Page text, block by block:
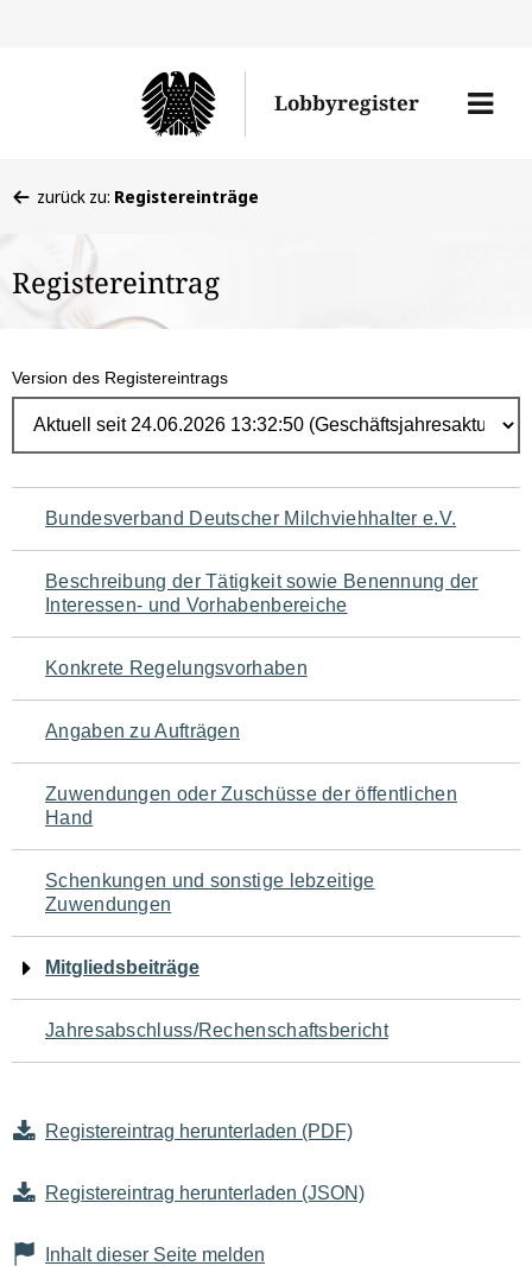
Lobbyregister
Menü
befinden
hier:
zurück zu: Registereinträge
Registereintrag
Version des Registereintrags
Navigation
für
den
Seiteninhalt
Bundesverband Deutscher Milchviehhalter e.V.
Beschreibung der Tätigkeit sowie Benennung der
Interessen- und Vorhabenbereiche
Konkrete Regelungsvorhaben
Angaben zu Aufträgen
Zuwendungen oder Zuschüsse der öffentlichen
Hand
Schenkungen und sonstige lebzeitige
Zuwendungen
Mitgliedsbeiträge
Jahresabschluss/Rechenschaftsbericht
Registereintrag herunterladen (PDF)
Registereintrag herunterladen (JSON)
Inhalt dieser Seite melden